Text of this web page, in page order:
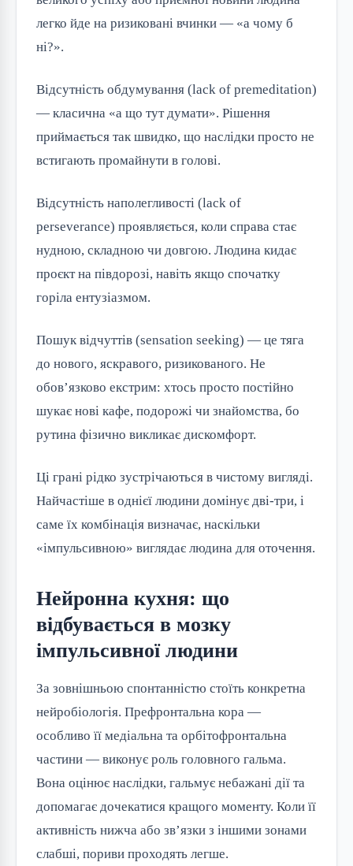
легко йде на ризиковані вчинки — «а чому б
ні?».
Відсутність обдумування (lack of premeditation)
— класична «а що тут думати». Рішення
приймається так швидко, що наслідки просто не
встигають промайнути в голові.
Відсутність наполегливості (lack of
perseverance) проявляється, коли справа стає
нудною, складною чи довгою. Людина кидає
проєкт на півдорозі, навіть якщо спочатку
горіла ентузіазмом.
Пошук відчуттів (sensation seeking) — це тяга
до нового, яскравого, ризикованого. Не
обов’язково екстрим: хтось просто постійно
шукає нові кафе, подорожі чи знайомства, бо
рутина фізично викликає дискомфорт.
Ці грані рідко зустрічаються в чистому вигляді.
Найчастіше в однієї людини домінує дві-три, і
саме їх комбінація визначає, наскільки
«імпульсивною» виглядає людина для оточення.
Нейронна кухня: що
відбувається в мозку
імпульсивної людини
За зовнішньою спонтанністю стоїть конкретна
нейробіологія. Префронтальна кора —
особливо її медіальна та орбітофронтальна
частини — виконує роль головного гальма.
Вона оцінює наслідки, гальмує небажані дії та
допомагає дочекатися кращого моменту. Коли її
активність нижча або зв’язки з іншими зонами
слабші, пориви проходять легше.